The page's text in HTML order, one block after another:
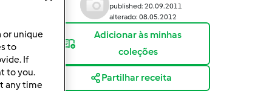
published: 20.09.2011
alterado: 08.05.2012
Adicionar às minhas
coleções
Partilhar receita
or unique
to
If
to you.
any time